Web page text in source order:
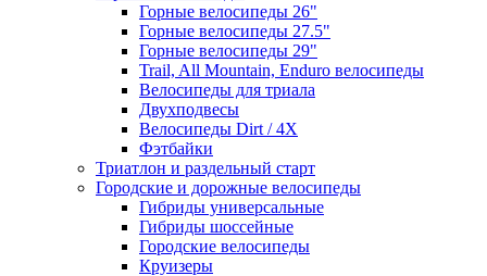
Горные велосипеды 26"
Горные велосипеды 27.5"
Горные велосипеды 29"
Trail, All Mountain, Enduro велосипеды
Велосипеды для триала
Двухподвесы
Велосипеды Dirt / 4X
Фэтбайки
Триатлон и раздельный старт
Городские и дорожные велосипеды
Гибриды универсальные
Гибриды шоссейные
Городские велосипеды
Круизеры